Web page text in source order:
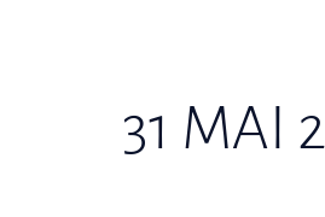
31 MAI